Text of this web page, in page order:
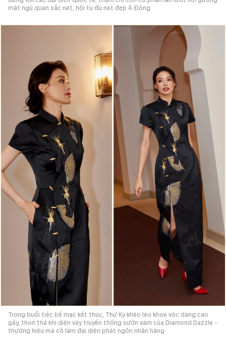
mặt ngũ quan sắc nét, hội tụ đủ nét đẹp Á Đông
Trong buổi tiệc bế mạc kết thúc, Thư Kỳ khéo léo khoe vóc dáng cao
gầy, thon thả khi diện váy truyền thống sườn xám của Diamond Dazzle -
thương hiệu mà cô làm đại diện phát ngôn nhãn hàng